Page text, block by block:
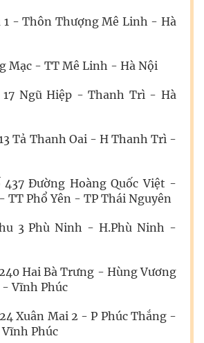
1 - Thôn Thượng Mê Linh - Hà
Mạc - TT Mê Linh - Hà Nội
17 Ngũ Hiệp - Thanh Trì - Hà
Tả Thanh Oai - H Thanh Trì -
437 Đường Hoàng Quốc Việt -
TT Phổ Yên - TP Thái Nguyên
3 Phù Ninh - H.Phù Ninh -
Hai Bà Trưng - Hùng Vương
- Vĩnh Phúc
Xuân Mai 2 - P Phúc Thắng -
Phúc